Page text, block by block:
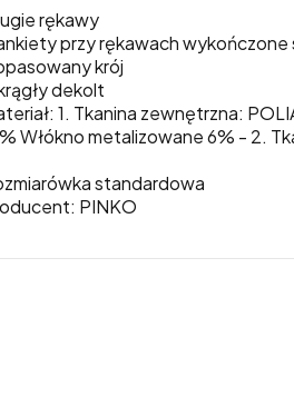
rękawy
przy rękawach
krój
dekolt
1. Tkanina zewnętrzna:
Włókno metalizowane 6% - 2.
standardowa
PINKO